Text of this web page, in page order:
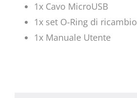
1x Cavo MicroUSB
1x set O-Ring di ricambio
1x Manuale Utente